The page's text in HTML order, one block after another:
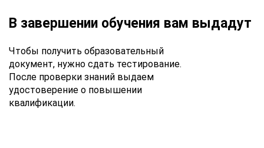
В завершении обучения вам выдадут
Чтобы получить образовательный
документ, нужно сдать тестирование.
После проверки знаний выдаем
удостоверение о повышении
квалификации.